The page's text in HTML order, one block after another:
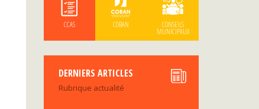
CCAS COBAN CONSEILS
MUNICIPAUX
DERNIERS ARTICLES
Rubrique actualité